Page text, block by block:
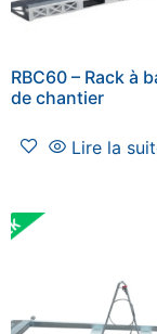
RBC60 – Rack à
de chantier
Lire la